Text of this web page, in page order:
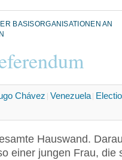
BASISORGANISATIONEN AN
Chávez Venezuela
Hauswand.
einer jungen Frau, die